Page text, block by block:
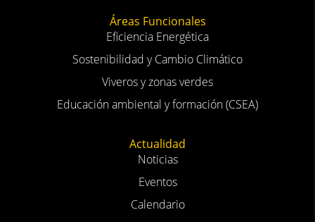
Áreas Funcionales
Eficiencia Energética
Sostenibilidad y Cambio Climático
Viveros y zonas verdes
Educación ambiental y formación (CSEA)
Actualidad
Noticias
Eventos
Calendario